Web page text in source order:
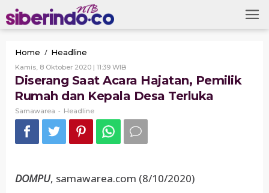
to
content
Home / Headline
Saat
Acara
Hajatan,
Pemilik
Rumah
dan
Kepala
Desa
Kamis, 8 Oktober 2020 | 11:39 WIBOleh
Samawarea
Diserang Saat Acara Hajatan, Pemilik
Rumah dan Kepala Desa Terluka
Samawarea - Headline
DOMPU, samawarea.com (8/10/2020)